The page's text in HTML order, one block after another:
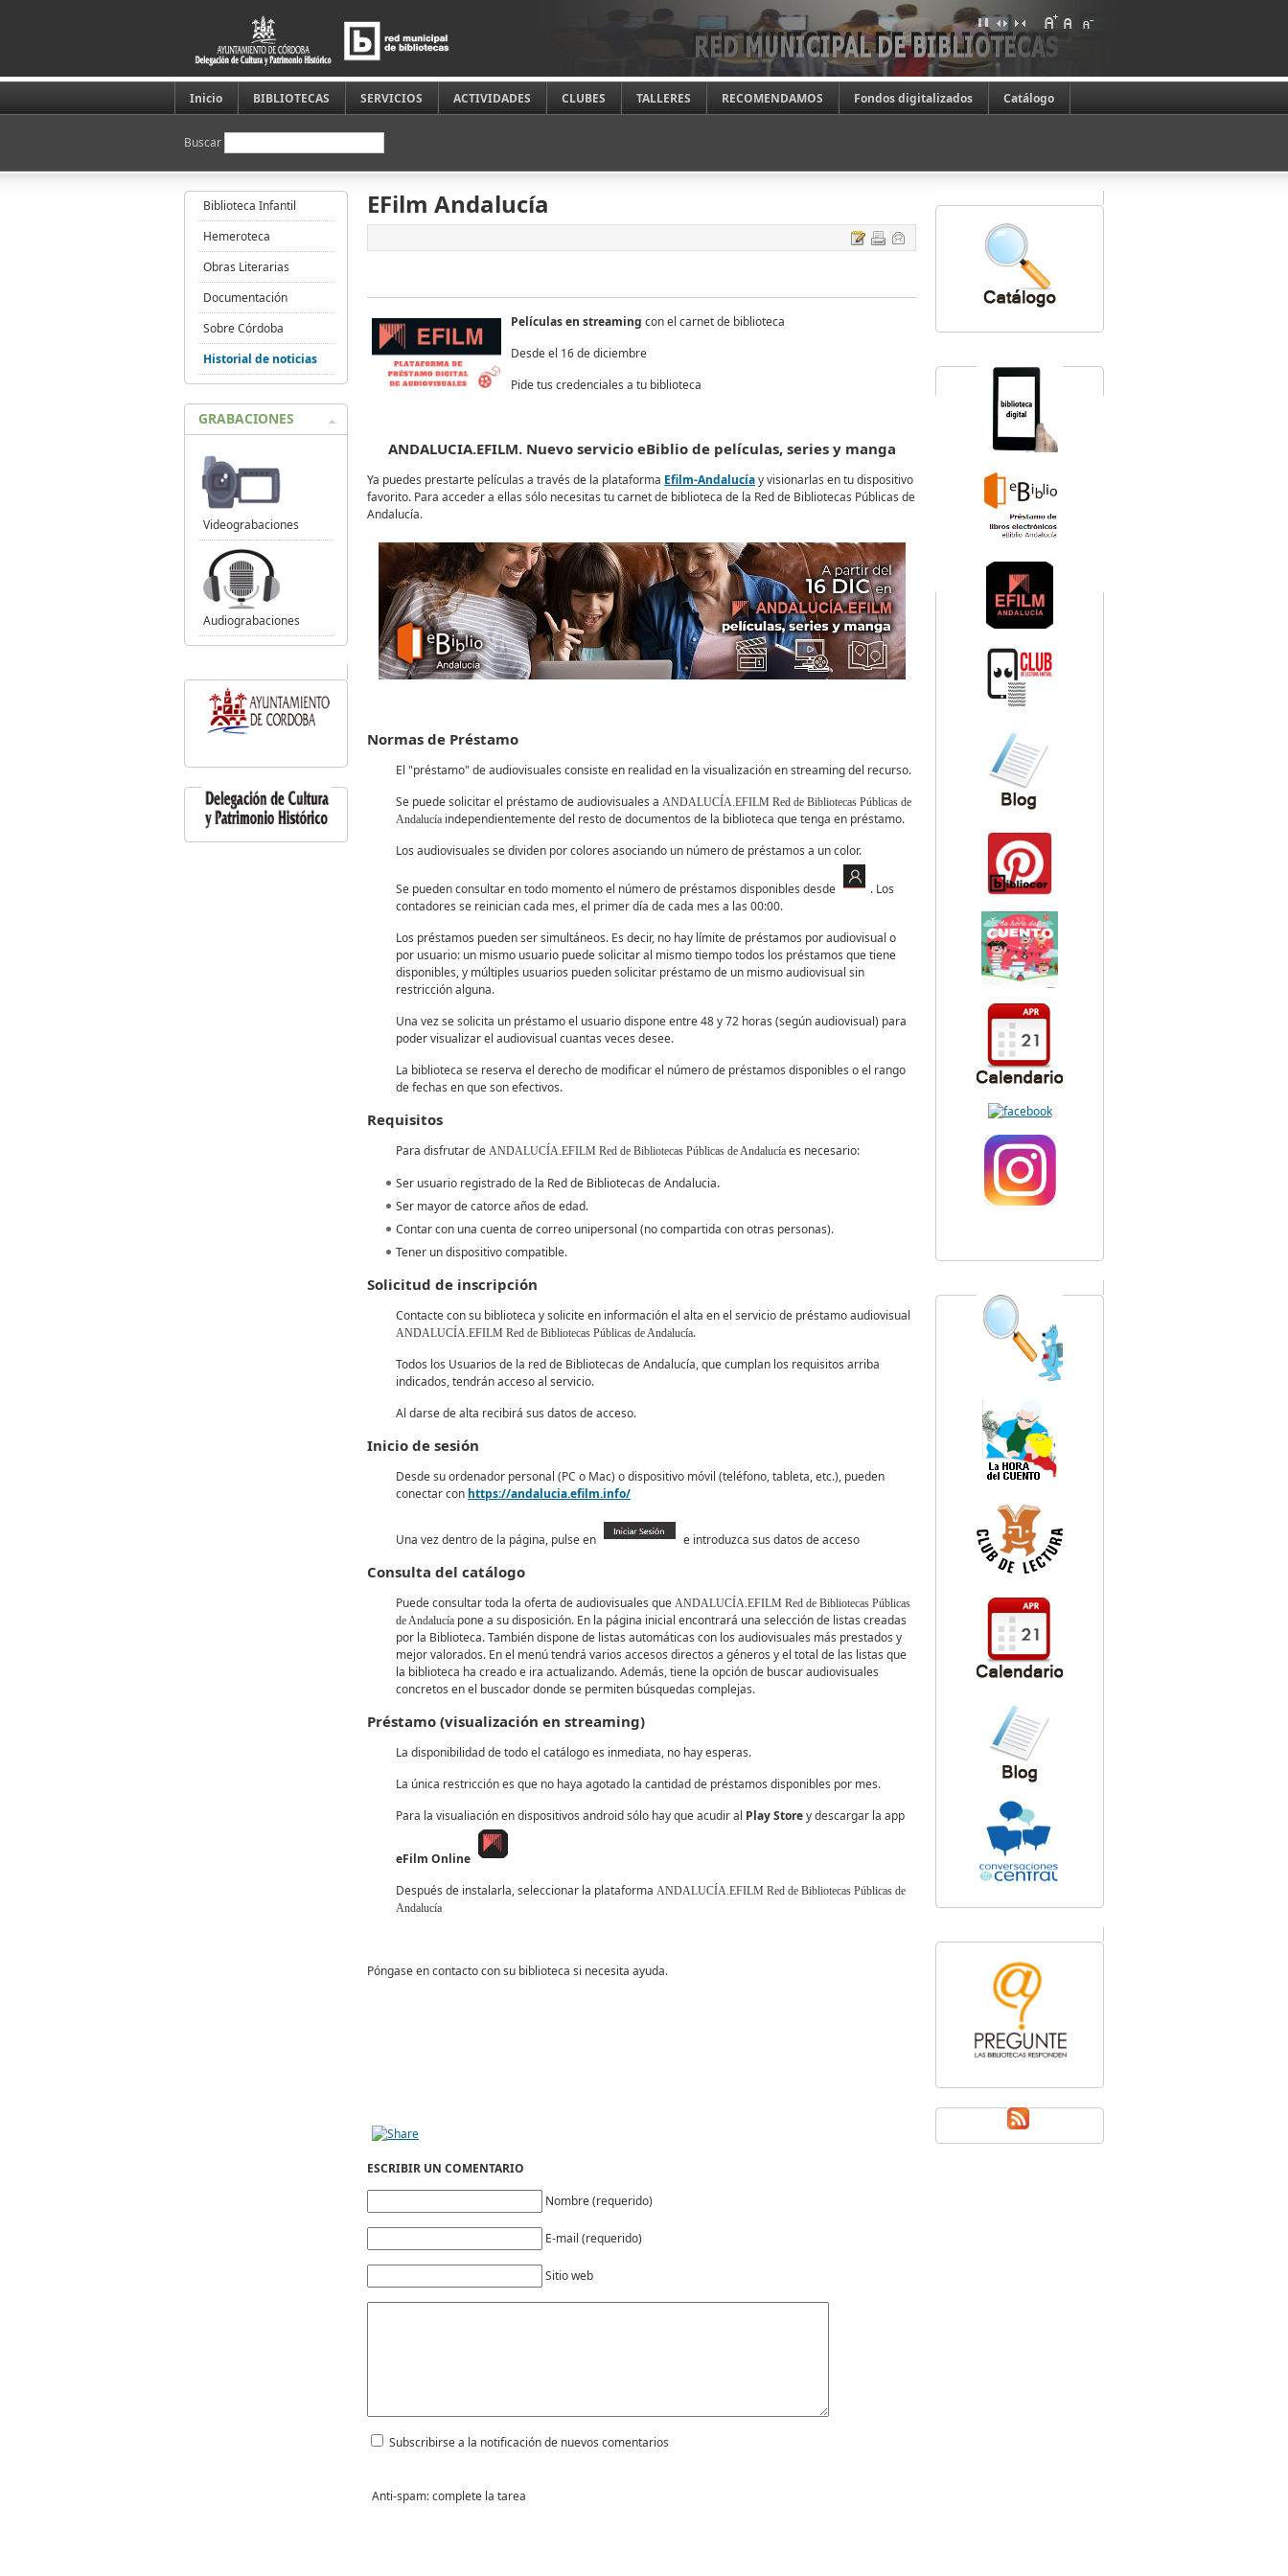
Inicio BIBLIOTECAS SERVICIOS ACTIVIDADES CLUBES TALLERES RECOMENDAMOS Fondos digitalizados Catálogo
Buscar
EFilm Andalucía
Películas en streaming con el carnet de biblioteca
Desde el 16 de diciembre
Pide tus credenciales a tu biblioteca
ANDALUCIA.EFILM. Nuevo servicio eBiblio de películas, series y manga
Ya puedes prestarte películas a través de la plataforma Efilm-Andalucíay visionarlas en tu dispositivo
favorito. Para acceder a ellas sólo necesitas tu carnet de biblioteca de la Red de Bibliotecas Públicas de
Andalucía.
Normas de Préstamo
El "préstamo" de audiovisuales consiste en realidad en la visualización en streaming del recurso.
Se puede solicitar el préstamo de audiovisuales a ANDALUCÍA.EFILM Red de Bibliotecas Públicas de
Andalucía independientemente del resto de documentos de la biblioteca que tenga en préstamo.
Los audiovisuales se dividen por colores asociando un número de préstamos a un color.
Se pueden consultar en todo momento el número de préstamos disponibles desde
. Los
contadores se reinician cada mes, el primer día de cada mes a las 00:00.
Los préstamos pueden ser simultáneos. Es decir, no hay límite de préstamos por audiovisual o
por usuario: un mismo usuario puede solicitar al mismo tiempo todos los préstamos que tiene
disponibles, y múltiples usuarios pueden solicitar préstamo de un mismo audiovisual sin
restricción alguna.
Una vez se solicita un préstamo el usuario dispone entre 48 y 72 horas (según audiovisual) para
poder visualizar el audiovisual cuantas veces desee.
La biblioteca se reserva el derecho de modificar el número de préstamos disponibles o el rango
de fechas en que son efectivos.
Requisitos
Para disfrutar de ANDALUCÍA.EFILM Red de Bibliotecas Públicas de Andalucía es necesario:
Ser usuario registrado de la Red de Bibliotecas de Andalucia.
Ser mayor de catorce años de edad.
Contar con una cuenta de correo unipersonal (no compartida con otras personas).
Tener un dispositivo compatible.
Solicitud de inscripción
Contacte con su biblioteca y solicite en información el alta en el servicio de préstamo audiovisual
ANDALUCÍA.EFILM Red de Bibliotecas Públicas de Andalucía.
Todos los Usuarios de la red de Bibliotecas de Andalucía, que cumplan los requisitos arriba
indicados, tendrán acceso al servicio.
Al darse de alta recibirá sus datos de acceso.
Inicio de sesión
Desde su ordenador personal (PC o Mac) o dispositivo móvil (teléfono, tableta, etc.), pueden
conectar con https://andalucia.efilm.info/
Una vez dentro de la página, pulse en e introduzca sus datos de acceso
Consulta del catálogo
Puede consultar toda la oferta de audiovisuales que ANDALUCÍA.EFILM Red de Bibliotecas Públicas
de Andalucía pone a su disposición. En la página inicial encontrará una selección de listas creadas
por la Biblioteca. También dispone de listas automáticas con los audiovisuales más prestados y
mejor valorados. En el menú tendrá varios accesos directos a géneros y el total de las listas que
la biblioteca ha creado e ira actualizando. Además, tiene la opción de buscar audiovisuales
concretos en el buscador donde se permiten búsquedas complejas.
Préstamo (visualización en streaming)
La disponibilidad de todo el catálogo es inmediata, no hay esperas.
La única restricción es que no haya agotado la cantidad de préstamos disponibles por mes.
Para la visualiación en dispositivos android sólo hay que acudir al Play Storey descargar la app
eFilm Online
Después de instalarla, seleccionar la plataforma ANDALUCÍA.EFILM Red de Bibliotecas Públicas de
Andalucía
Póngase en contacto con su biblioteca si necesita ayuda.
ESCRIBIR UN COMENTARIO
Nombre (requerido)
E-mail (requerido)
Sitio web
Subscribirse a la notificación de nuevos comentarios
Anti-spam: complete la tarea
Biblioteca Infantil
Hemeroteca
Obras Literarias
Documentación
Sobre Córdoba
Historial de noticias
GRABACIONES
Videograbaciones
Audiograbaciones